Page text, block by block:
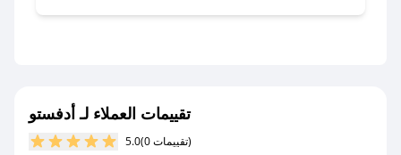
مع صحصح، تسوق بذكاء ووفّر على كل مشترياتك مع
تقييمات العملاء لـ أدفستو
5.0 (0 تقييمات)